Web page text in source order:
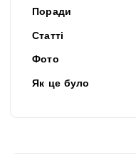
Поради
Статті
Фото
Як це було